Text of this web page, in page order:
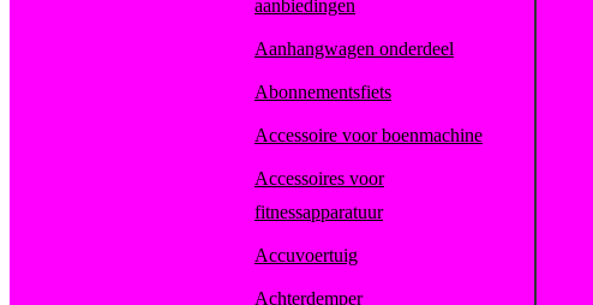
aanbiedingen
Aanhangwagen onderdeel
Abonnementsfiets
Accessoire voor boenmachine
Accessoires voor
fitnessapparatuur
Accuvoertuig
Achterdemper